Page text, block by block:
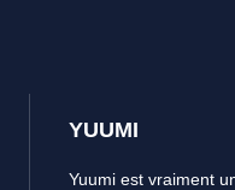
YUUMI
Yuumi est vraiment